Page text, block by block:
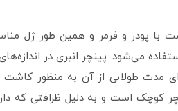
با پودر و فرمر و همین طور ژل
می‌شود. پینچر انبری در
مدت طولانی از آن به منظور
کوچک است و به دلیل ظرافتی که